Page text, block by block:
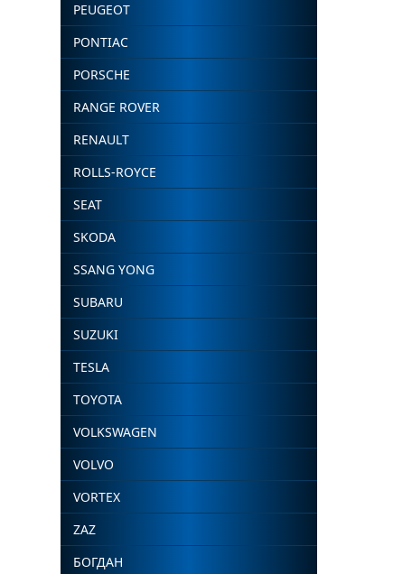
PEUGEOT
PONTIAC
PORSCHE
RANGE ROVER
RENAULT
ROLLS-ROYCE
SEAT
SKODA
SSANG YONG
SUBARU
SUZUKI
TESLA
TOYOTA
VOLKSWAGEN
VOLVO
VORTEX
ZAZ
БОГДАН